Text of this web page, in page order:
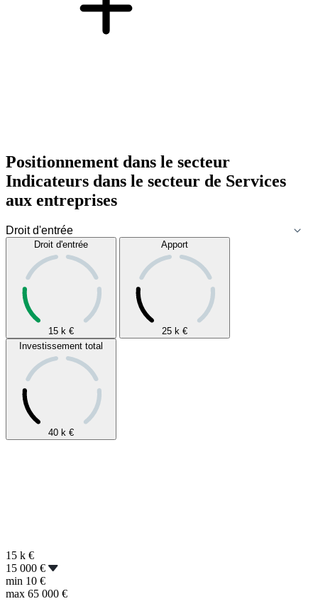
Positionnement dans le secteur
Indicateurs dans le secteur de Services
aux entreprises
Droit d'entrée
15 k €
Apport
25 k €
Investissement total
40 k €
15 k €
15 000 €
min 10 €
max 65 000 €